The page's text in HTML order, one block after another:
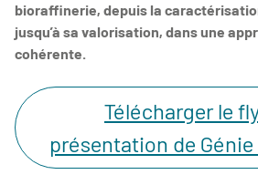
bioraffinerie, depuis la
jusqu’à sa valorisation, dans une
cohérente.
Télécharger le
présentation de